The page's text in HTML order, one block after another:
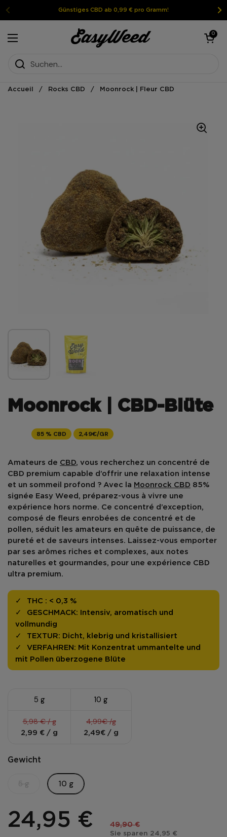
Weiter zum InhaltGünstiges CBD ab 0,99 € pro Gramm!
Menü öffnen
Warenkorb
0
Accueil / Rocks CBD / Moonrock | Fleur CBD
Moonrock | CBD-Blüte
85 % CBD 2,49€/GR
Amateurs de CBD, vous recherchez un concentré de
CBD premium capable d’offrir une relaxation intense
et un sommeil profond ? Avec la Moonrock CBD 85%
signée Easy Weed, préparez-vous à vivre une
expérience hors norme. Ce concentré d’exception,
composé de fleurs enrobées de concentré et de
pollen, séduit les amateurs en quête de puissance, de
pureté et de saveurs intenses. Laissez-vous emporter
par ses arômes riches et complexes, aux notes
naturelles et gourmandes, pour une expérience CBD
ultra premium.
THC : < 0,3 %
GESCHMACK:
Intensiv, aromatisch und
vollmundig
TEXTUR: Dicht, klebrig und kristallisiert
VERFAHREN: Mit Konzentrat ummantelte und
mit Pollen überzogene Blüte
5 g
5,98 € / g
2,99 € / g
10 g
4,99€ /g
2,49€ / g
Gewicht
5 g 10 g
24,95 € 49,90 €
Sie sparen 24,95 €